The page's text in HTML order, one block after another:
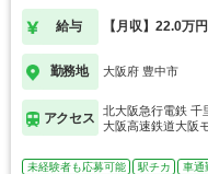
給与 【月収】22.0万
勤務地 大阪府 豊中市
アクセス
北大阪急行電鉄 千
大阪高速鉄道大阪
未経験者も応募可能 駅チカ 車通